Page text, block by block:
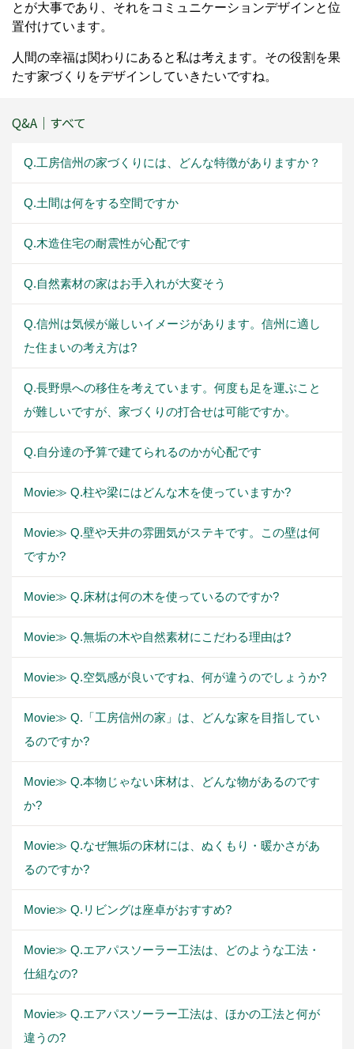
とが大事であり、それをコミュニケーションデザインと位
置付けています。
人間の幸福は関わりにあると私は考えます。その役割を果
たす家づくりをデザインしていきたいですね。
Q&A｜すべて
Q.工房信州の家づくりには、どんな特徴がありますか？
Q.土間は何をする空間ですか
Q.木造住宅の耐震性が心配です
Q.自然素材の家はお手入れが大変そう
Q.信州は気候が厳しいイメージがあります。信州に適し
た住まいの考え方は?
Q.長野県への移住を考えています。何度も足を運ぶこと
が難しいですが、家づくりの打合せは可能ですか。
Q.自分達の予算で建てられるのかが心配です
Movie≫ Q.柱や梁にはどんな木を使っていますか?
Movie≫ Q.壁や天井の雰囲気がステキです。この壁は何
ですか?
Movie≫ Q.床材は何の木を使っているのですか?
Movie≫ Q.無垢の木や自然素材にこだわる理由は?
Movie≫ Q.空気感が良いですね、何が違うのでしょうか?
Movie≫ Q.「工房信州の家」は、どんな家を目指してい
るのですか?
Movie≫ Q.本物じゃない床材は、どんな物があるのです
か?
Movie≫ Q.なぜ無垢の床材には、ぬくもり・暖かさがあ
るのですか?
Movie≫ Q.リビングは座卓がおすすめ?
Movie≫ Q.エアパスソーラー工法は、どのような工法・
仕組なの?
Movie≫ Q.エアパスソーラー工法は、ほかの工法と何が
違うの?